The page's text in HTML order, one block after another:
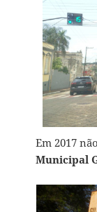
Em 2017
Municipal